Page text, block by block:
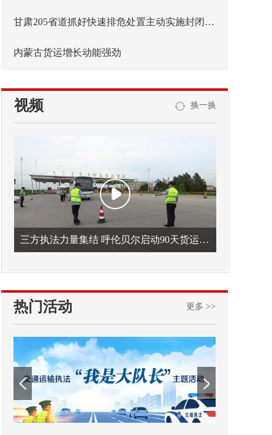
甘肃205省道抓好快速排危处置主动实施封闭管控
内蒙古货运增长动能强劲
视频 换一换
三方执法力量集结 呼伦贝尔启动90天货运车辆违法专项整治
热门活动 更多 >>